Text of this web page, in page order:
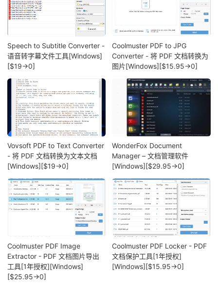
Speech to Subtitle Converter -
语音转字幕文件工具[Windows]
[$19→0]
Coolmuster PDF to JPG
Converter - 将 PDF 文档转换为
图片[Windows][$15.95→0]
Vovsoft PDF to Text Converter
- 将 PDF 文档转换为文本文档
[Windows][$19→0]
WonderFox Document
Manager – 文档管理软件
[Windows][$29.95→0]
Coolmuster PDF Image
Extractor - PDF 文档图片导出
工具[1年授权][Windows]
[$25.95→0]
Coolmuster PDF Locker - PDF
文档保护工具[1年授权]
[Windows][$15.95→0]